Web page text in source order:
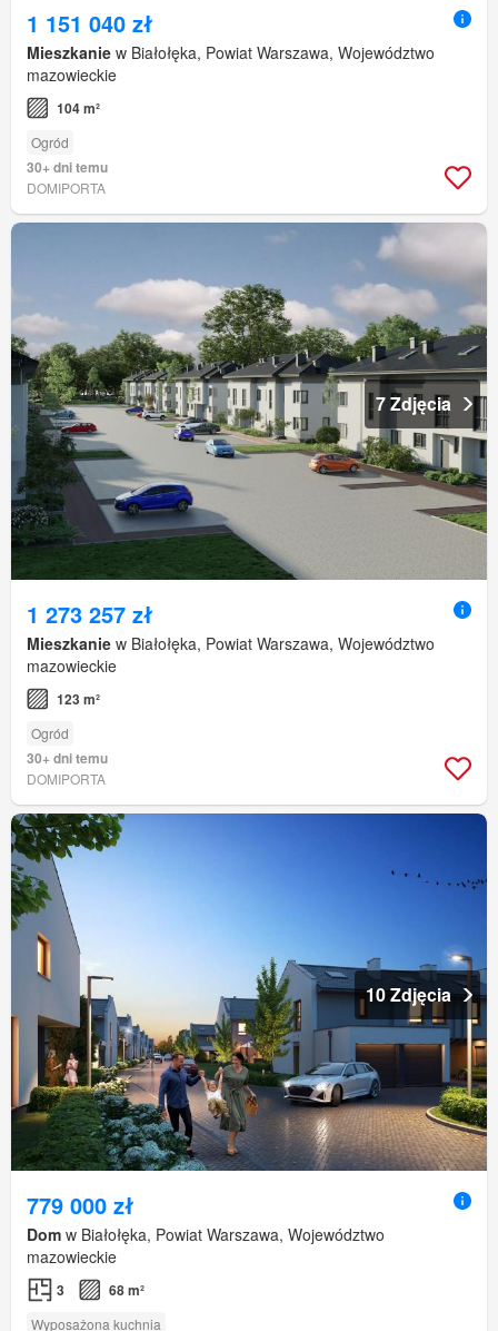
1 151 040 zł
Mieszkanie w Białołęka, Powiat Warszawa, Województwo
mazowieckie
104 m²
Ogród
30+ dni temu
DOMIPORTA
7 Zdjęcia
1 273 257 zł
Mieszkanie w Białołęka, Powiat Warszawa, Województwo
mazowieckie
123 m²
Ogród
30+ dni temu
DOMIPORTA
10 Zdjęcia
779 000 zł
Dom w Białołęka, Powiat Warszawa, Województwo
mazowieckie
3 68 m²
Wyposażona kuchnia